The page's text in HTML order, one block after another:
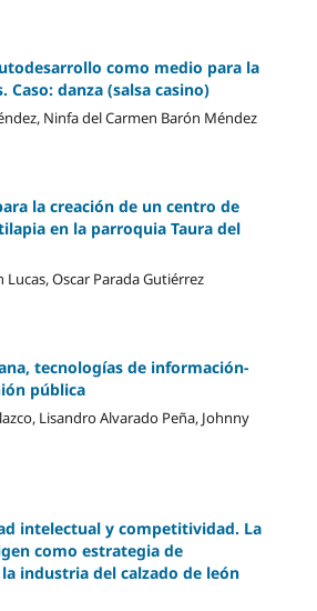
como medio para la
Caso: danza (salsa casino)
Ninfa del Carmen Barón Méndez
la creación de un centro de
en la parroquia Taura del
Oscar Parada Gutiérrez
tecnologías de información-
pública
Lisandro Alvarado Peña, Johnny
intelectual y competitividad. La
como estrategia de
industria del calzado de león